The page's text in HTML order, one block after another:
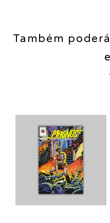
Também